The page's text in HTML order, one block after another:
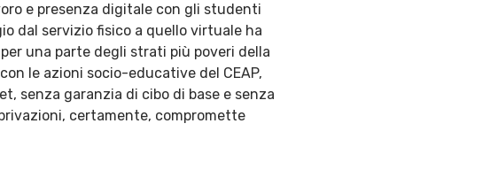
e presenza digitale con gli studenti
dal servizio fisico a quello virtuale ha
una parte degli strati più poveri della
le azioni socio-educative del CEAP,
senza garanzia di cibo di base e senza
certamente, compromette